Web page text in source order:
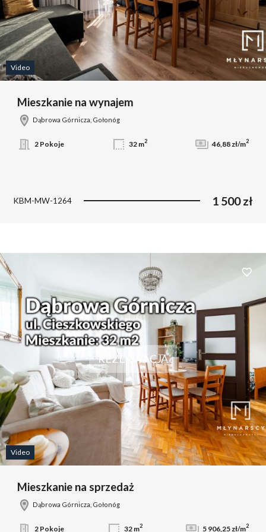
Video
Mieszkanie na wynajem
Dąbrowa Górnicza, Gołonóg
2 Pokoje 32 m2 46,88 zł/m2
KBM-MW-1264 1 500 zł
Video
REZERWACJA
Dodaj
Mieszkanie na sprzedaż
Dąbrowa Górnicza, Gołonóg
2 Pokoje 32 m2 5 906,25 zł/m2